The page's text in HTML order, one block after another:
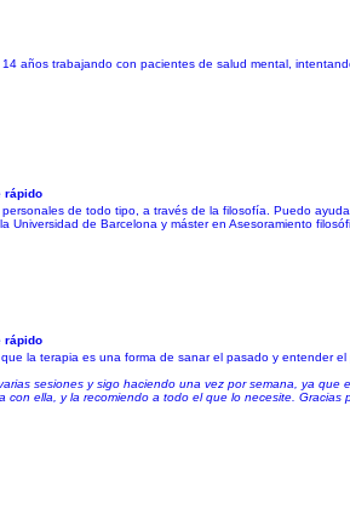
años trabajando con pacientes de salud mental,
rápido
de todo tipo, a través de la filosofía. Puedo
de Barcelona y máster en Asesoramiento
rápido
la terapia es una forma de sanar el pasado y entender
sesiones y sigo haciendo una vez por semana, ya que
ella, y la recomiendo a todo el que lo necesite. Gracias